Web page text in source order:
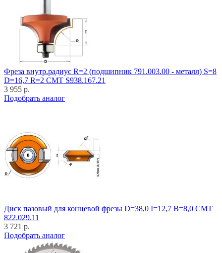
Фреза внутр.радиус R=2 (подшипник 791.003.00 - металл) S=8
D=16,7 R=2 CMT S938.167.21
3 955 р.
Подобрать аналог
Диск пазовый для концевой фрезы D=38,0 I=12,7 B=8,0 CMT
822.029.11
3 721 р.
Подобрать аналог